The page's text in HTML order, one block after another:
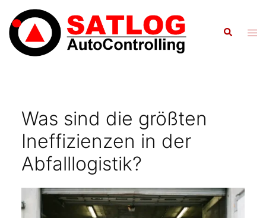
Inhalt
springen
Suche
Was sind die größten
Ineffizienzen in der
Abfalllogistik?